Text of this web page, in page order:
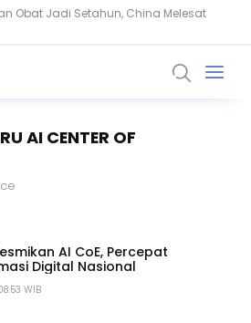
AI CENTER OF
WIB
AI CoE, Percepat
Digital Nasional